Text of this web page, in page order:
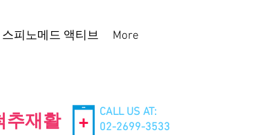
스피노메드 액티브 More
추재활
CALL US AT:
02-2699-3533